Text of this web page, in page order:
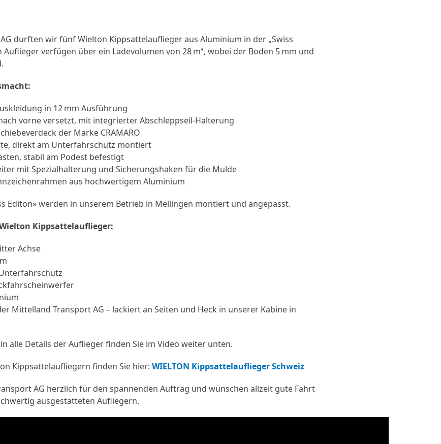
durften wir fünf Wielton Kippsattelauflieger aus Aluminium in der „Swiss
verfügen über ein Ladevolumen von 28 m³, wobei der Boden 5 mm und
in 12 mm Ausführung
vorne versetzt, mit integrierter Abschleppseil-Halterung
der Marke CRAMARO
direkt am Unterfahrschutz montiert
stabil am Podest befestigt
mit Spezialhalterung und Sicherungshaken für die Mulde
aus hochwertigem Aluminium
Editon» werden in unserem Betrieb in Mellingen montiert und angepasst.
Kippsattelauflieger:
Achse
Mittelland Transport AG – lackiert an Seiten und Heck in unserer Kabine in
alle Details der Auflieger finden Sie im Video weiter unten.
Kippsattelaufliegern finden Sie hier:WIELTON Kippsattelauflieger Schweiz
AG herzlich für den spannenden Auftrag und wünschen allzeit gute Fahrt
ausgestatteten Aufliegern.